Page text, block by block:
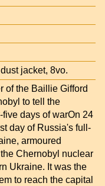
jacket, 8vo.
of the Baillie Gifford
to tell the
days of warOn 24
day of Russia's full-
armoured
Chernobyl nuclear
Ukraine. It was the
to reach the capital